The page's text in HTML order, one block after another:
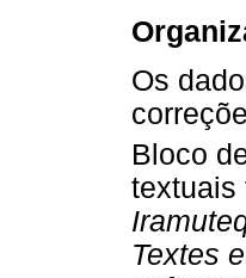
Os
Bloco
textuais
Textes